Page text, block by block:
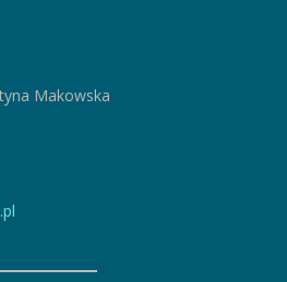
Makowska